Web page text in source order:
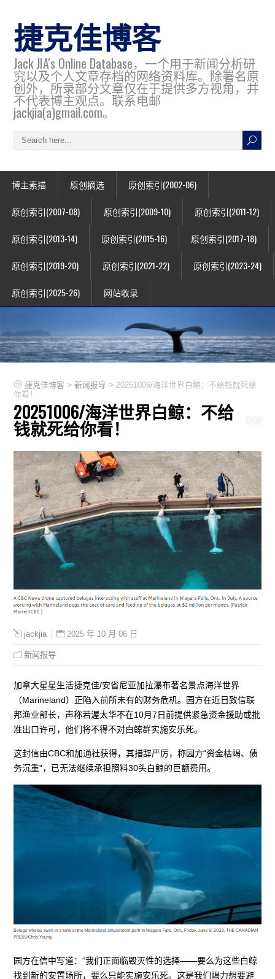
捷克佳博客
Jack JIA's Online Database，一个用于新闻分析研
究以及个人文章存档的网络资料库。除署名原
创外，所录部分文章仅在于提供多方视角，并
不代表博主观点。联系电邮
jackjia(a)gmail.com。
博主素描 原创摘选 原创索引(2002-06)
原创索引(2007-08) 原创索引(2009-10) 原创索引(2011-12)
原创索引(2013-14) 原创索引(2015-16) 原创索引(2017-18)
原创索引(2019-20) 原创索引(2021-22) 原创索引(2023-24)
原创索引(2025-26) 网站收录
捷克佳博客 >新闻报导 > 20251006/海洋世界白鲸：不给钱就死给
你看！
20251006/海洋世界白鲸：不给
钱就死给你看！
jackjia 2025 年 10 月 06 日
新闻报导
加拿大星星生活捷克佳/安省尼亚加拉瀑布著名景点海洋世界
（Marineland）正陷入前所未有的财务危机。园方在近日致信联
邦渔业部长，声称若渥太华不在10月7日前提供紧急资金援助或批
准出口许可，他们将不得不对白鲸群实施安乐死。
这封信由CBC和加通社获得，其措辞严厉，称园方“资金枯竭、债
务沉重”，已无法继续承担照料30头白鲸的巨额费用。
园方在信中写道：“我们正面临毁灭性的选择——要么为这些白鲸
找到新的安置场所，要么只能实施安乐死。这是我们竭力想要避